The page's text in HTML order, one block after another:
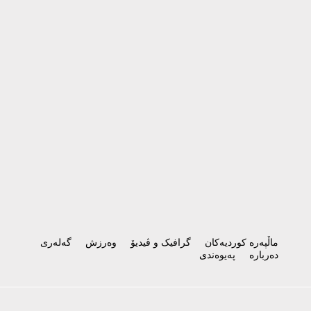
ماڵپەرە کوردیەکان گرافیک و ڤیدیۆ وەرزش
گەلەری
دەربارە
پەیوەندی